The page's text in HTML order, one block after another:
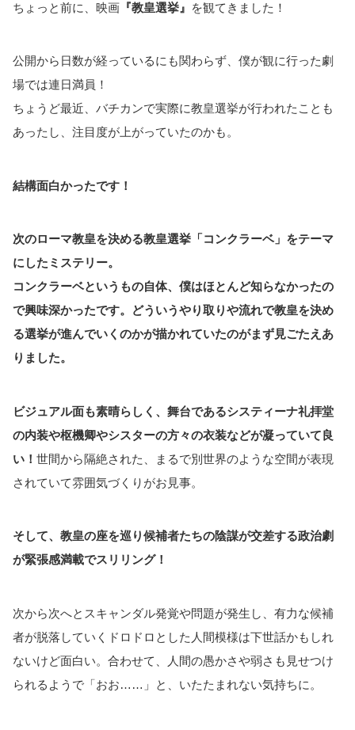
ちょっと前に、映画 『教皇選挙』 を観てきました！
公開から日数が経っているにも関わらず、僕が観に行った劇
場では連日満員！
ちょうど最近、バチカンで実際に教皇選挙が行われたことも
あったし、注目度が上がっていたのかも。
結構面白かったです！
次のローマ教皇を決める教皇選挙「コンクラーベ」をテーマ
にしたミステリー。
コンクラーベというもの自体、僕はほとんど知らなかったの
で興味深かったです。どういうやり取りや流れで教皇を決め
る選挙が進んでいくのかが描かれていたのがまず見ごたえあ
りました。
ビジュアル面も素晴らしく、舞台であるシスティーナ礼拝堂
の内装や枢機卿やシスターの方々の衣装などが凝っていて良
い！ 世間から隔絶された、まるで別世界のような空間が表現
されていて雰囲気づくりがお見事。
そして、教皇の座を巡り候補者たちの陰謀が交差する政治劇
が緊張感満載でスリリング！
次から次へとスキャンダル発覚や問題が発生し、有力な候補
者が脱落していくドロドロとした人間模様は下世話かもしれ
ないけど面白い。合わせて、人間の愚かさや弱さも見せつけ
られるようで「おお……」と、いたたまれない気持ちに。